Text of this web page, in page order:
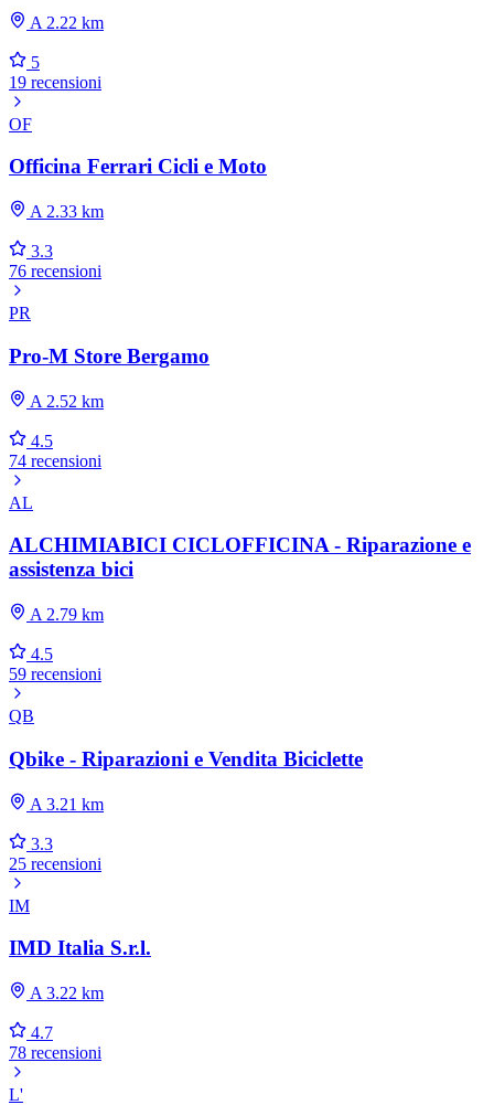
A 2.22 km
5
19 recensioni
OF
Officina Ferrari Cicli e Moto
A 2.33 km
3.3
76 recensioni
PR
Pro-M Store Bergamo
A 2.52 km
4.5
74 recensioni
AL
ALCHIMIABICI CICLOFFICINA - Riparazione e
assistenza bici
A 2.79 km
4.5
59 recensioni
QB
Qbike - Riparazioni e Vendita Biciclette
A 3.21 km
3.3
25 recensioni
IM
IMD Italia S.r.l.
A 3.22 km
4.7
78 recensioni
L'